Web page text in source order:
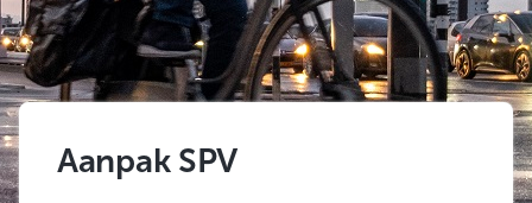
Aanpak SPV